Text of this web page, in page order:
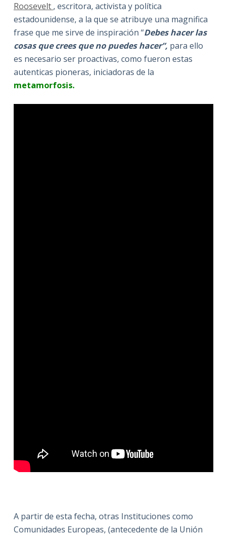
Roosevelt , escritora, activista y política
estadounidense, a la que se atribuye una magnifica
frase que me sirve de inspiración “Debes hacer las
cosas que crees que no puedes hacer”, para ello
es necesario ser proactivas, como fueron estas
autenticas pioneras, iniciadoras de la
metamorfosis.
A partir de esta fecha, otras Instituciones como
Comunidades Europeas, (antecedente de la Unión